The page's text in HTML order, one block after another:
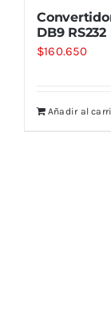
DB9
$160.650
Añadir al